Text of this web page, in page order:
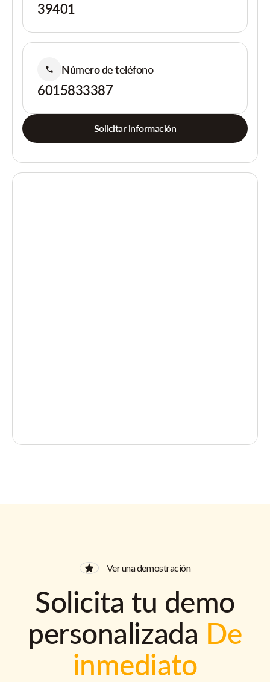
39401
Número de teléfono
6015833387
Solicitar información
Ver una demostración
Solicita tu demo
personalizada De
inmediato